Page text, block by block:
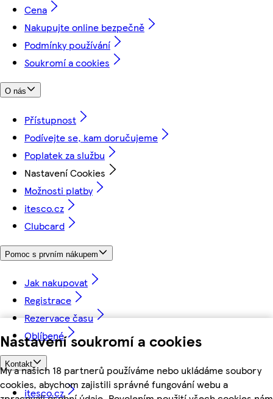
Nastavení soukromí a cookies
My a našich 18 partnerů používáme nebo ukládáme soubory
cookies, abychom zajistili správné fungování webu a
Cena
Nakupujte online bezpečně
Podmínky používání
Soukromí a cookies
O nás
Přístupnost
Podívejte se, kam doručujeme
Poplatek za službu
Nastavení Cookies
Možnosti platby
itesco.cz
Clubcard
Pomoc s prvním nákupem
Jak nakupovat
Registrace
Rezervace času
Oblíbené
Kontakt
itesco.cz